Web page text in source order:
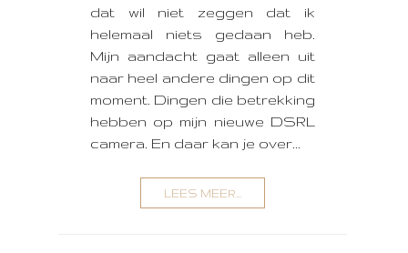
dat wil niet zeggen dat ik
helemaal niets gedaan heb.
Mijn aandacht gaat alleen uit
naar heel andere dingen op dit
moment. Dingen die betrekking
hebben op mijn nieuwe DSRL
camera. En daar kan je over...
LEES MEER...